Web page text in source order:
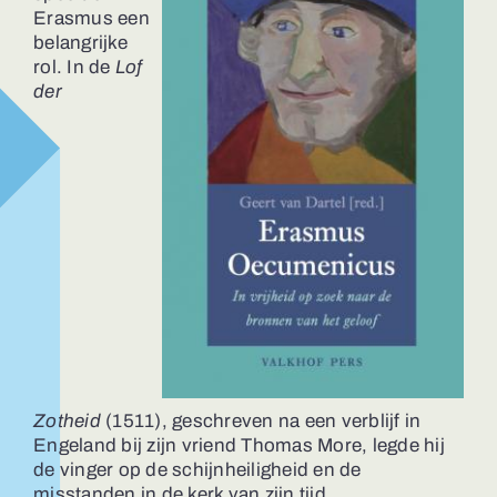
Erasmus een
belangrijke
rol. In de Lof
der
Zotheid(1511), geschreven na een verblijf in
Engeland bij zijn vriend Thomas More, legde hij
de vinger op de schijnheiligheid en de